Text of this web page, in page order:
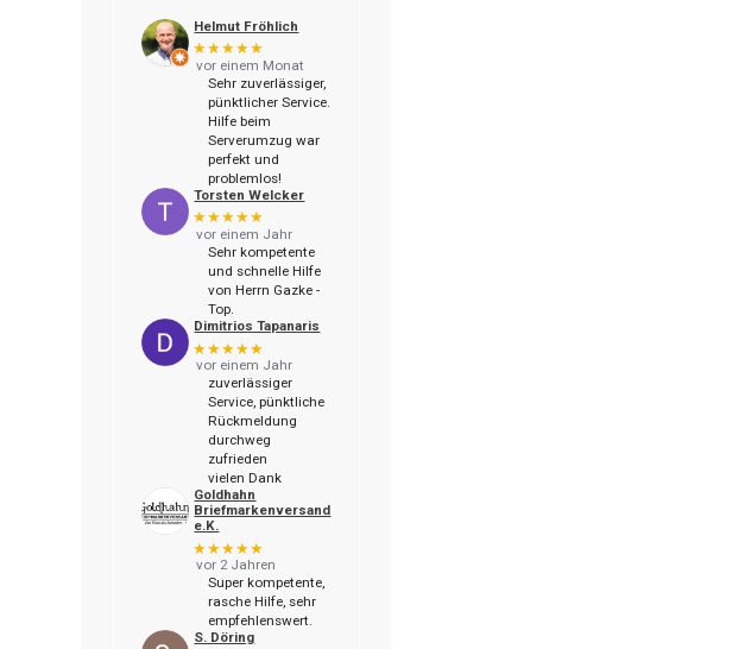
Helmut Fröhlich
★★★★★
vor einem Monat
Sehr zuverlässiger,
pünktlicher Service.
Hilfe beim
Serverumzug war
perfekt und
problemlos!
Torsten Welcker
★★★★★
vor einem Jahr
Sehr kompetente
und schnelle Hilfe
von Herrn Gazke -
Top.
Dimitrios Tapanaris
★★★★★
vor einem Jahr
zuverlässiger
Service, pünktliche
Rückmeldung
durchweg
zufrieden
vielen Dank
Goldhahn
Briefmarkenversand
e.K.
★★★★★
vor 2 Jahren
Super kompetente,
rasche Hilfe, sehr
empfehlenswert.
S. Döring